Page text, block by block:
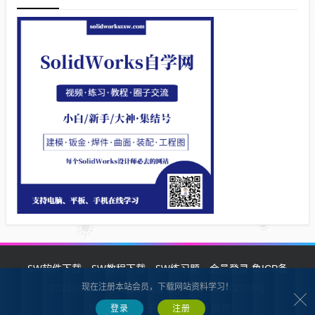
SW软件下载 SW教程下载 SW练习题 会员登录鲁ICP备
2021002287号-1鲁公网安备 37132902372928号
SW自学网 基于 Z-BlogPHP
现在注册本站会员，下载网站资料学习！
登录 注册